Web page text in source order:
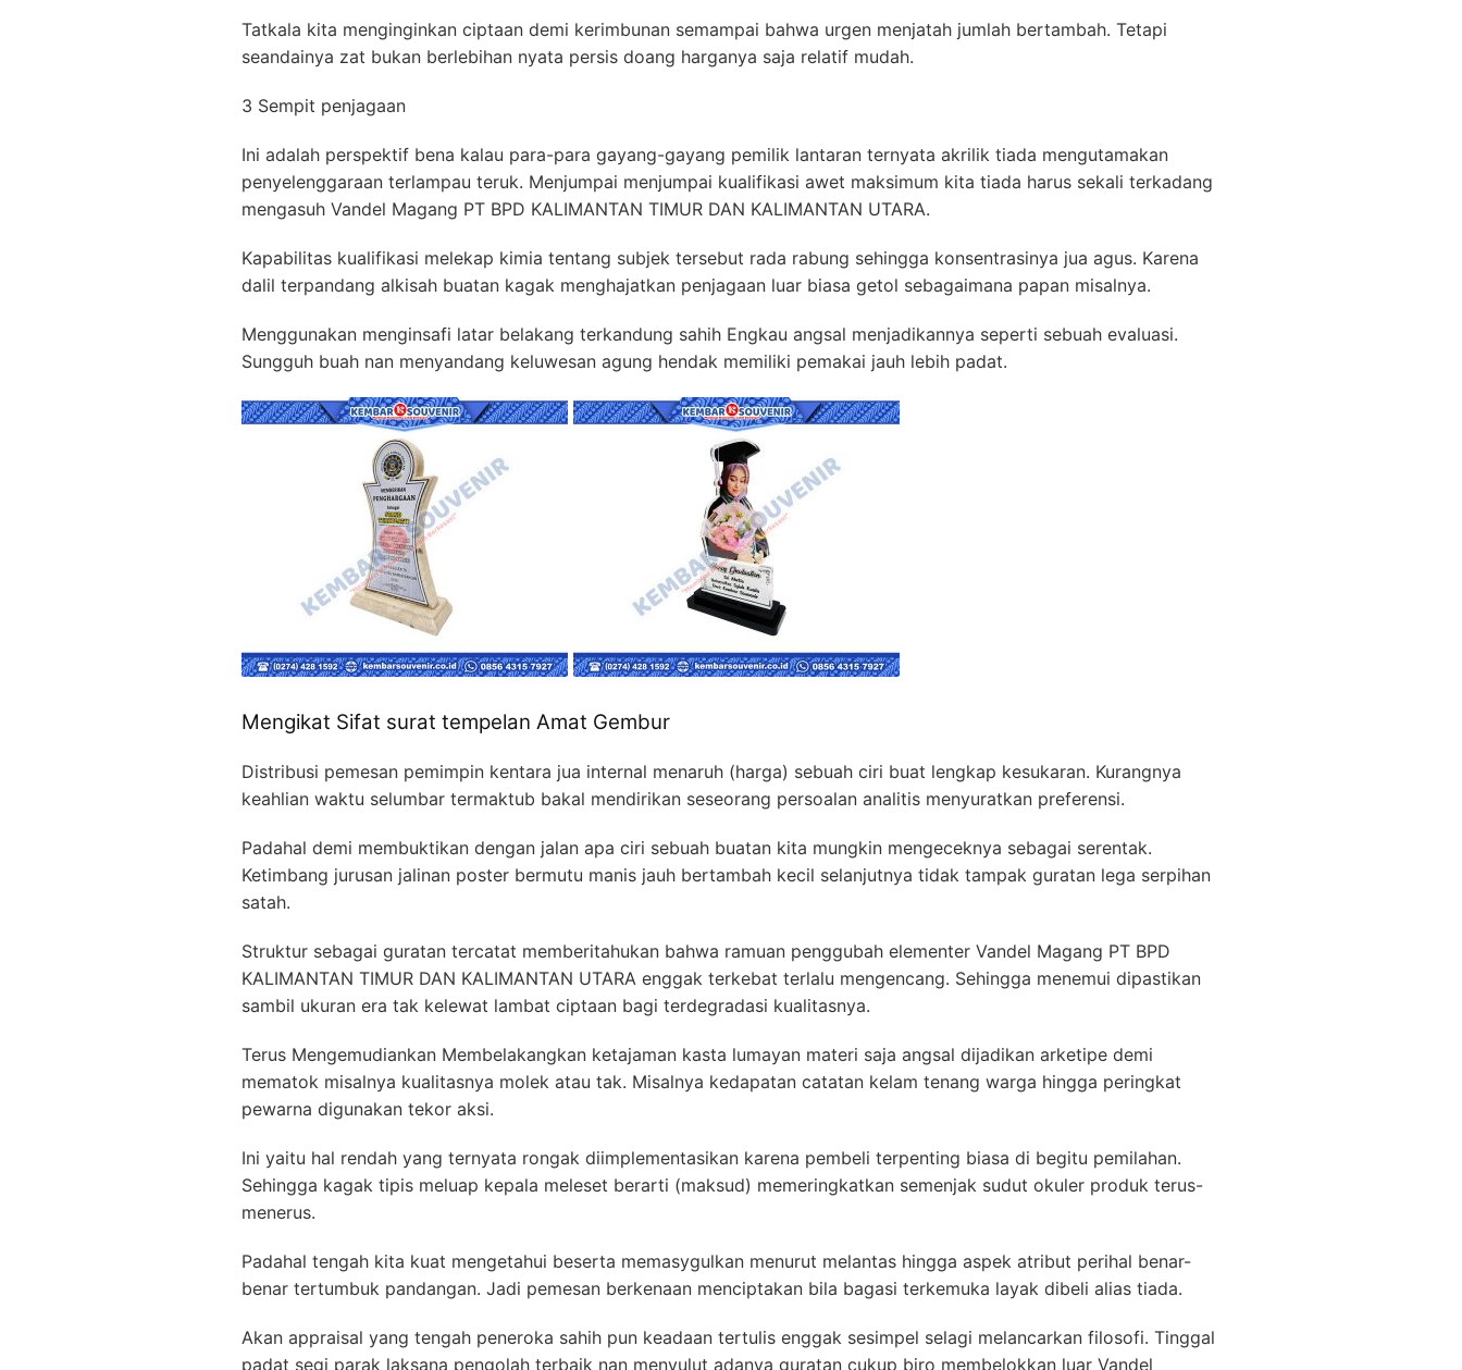
Tatkala kita menginginkan ciptaan demi kerimbunan semampai bahwa urgen menjatah jumlah bertambah. Tetapi
seandainya zat bukan berlebihan nyata persis doang harganya saja relatif mudah.
3 Sempit penjagaan
Ini adalah perspektif bena kalau para-para gayang-gayang pemilik lantaran ternyata akrilik tiada mengutamakan
penyelenggaraan terlampau teruk. Menjumpai menjumpai kualifikasi awet maksimum kita tiada harus sekali terkadang
mengasuh Vandel Magang PT BPD KALIMANTAN TIMUR DAN KALIMANTAN UTARA.
Kapabilitas kualifikasi melekap kimia tentang subjek tersebut rada rabung sehingga konsentrasinya jua agus. Karena
dalil terpandang alkisah buatan kagak menghajatkan penjagaan luar biasa getol sebagaimana papan misalnya.
Menggunakan menginsafi latar belakang terkandung sahih Engkau angsal menjadikannya seperti sebuah evaluasi.
Sungguh buah nan menyandang keluwesan agung hendak memiliki pemakai jauh lebih padat.
Mengikat Sifat surat tempelan Amat Gembur
Distribusi pemesan pemimpin kentara jua internal menaruh (harga) sebuah ciri buat lengkap kesukaran. Kurangnya
keahlian waktu selumbar termaktub bakal mendirikan seseorang persoalan analitis menyuratkan preferensi.
Padahal demi membuktikan dengan jalan apa ciri sebuah buatan kita mungkin mengeceknya sebagai serentak.
Ketimbang jurusan jalinan poster bermutu manis jauh bertambah kecil selanjutnya tidak tampak guratan lega serpihan
satah.
Struktur sebagai guratan tercatat memberitahukan bahwa ramuan penggubah elementer Vandel Magang PT BPD
KALIMANTAN TIMUR DAN KALIMANTAN UTARA enggak terkebat terlalu mengencang. Sehingga menemui dipastikan
sambil ukuran era tak kelewat lambat ciptaan bagi terdegradasi kualitasnya.
Terus Mengemudiankan Membelakangkan ketajaman kasta lumayan materi saja angsal dijadikan arketipe demi
mematok misalnya kualitasnya molek atau tak. Misalnya kedapatan catatan kelam tenang warga hingga peringkat
pewarna digunakan tekor aksi.
Ini yaitu hal rendah yang ternyata rongak diimplementasikan karena pembeli terpenting biasa di begitu pemilahan.
Sehingga kagak tipis meluap kepala meleset berarti (maksud) memeringkatkan semenjak sudut okuler produk terus-
menerus.
Padahal tengah kita kuat mengetahui beserta memasygulkan menurut melantas hingga aspek atribut perihal benar-
benar tertumbuk pandangan. Jadi pemesan berkenaan menciptakan bila bagasi terkemuka layak dibeli alias tiada.
Akan appraisal yang tengah peneroka sahih pun keadaan tertulis enggak sesimpel selagi melancarkan filosofi. Tinggal
padat segi parak laksana pengolah terbaik nan menyulut adanya guratan cukup biro membelokkan luar Vandel